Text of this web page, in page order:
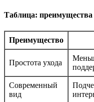
Таблица:
Преимущество
Простота ухода
Современный
вид